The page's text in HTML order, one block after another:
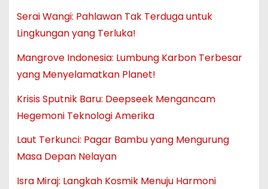
Serai Wangi: Pahlawan Tak Terduga untuk
Lingkungan yang Terluka!
Mangrove Indonesia: Lumbung Karbon Terbesar
yang Menyelamatkan Planet!
Krisis Sputnik Baru: Deepseek Mengancam
Hegemoni Teknologi Amerika
Laut Terkunci: Pagar Bambu yang Mengurung
Masa Depan Nelayan
Isra Miraj: Langkah Kosmik Menuju Harmoni